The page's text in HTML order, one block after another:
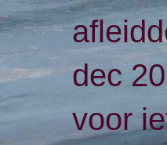
dec
voor